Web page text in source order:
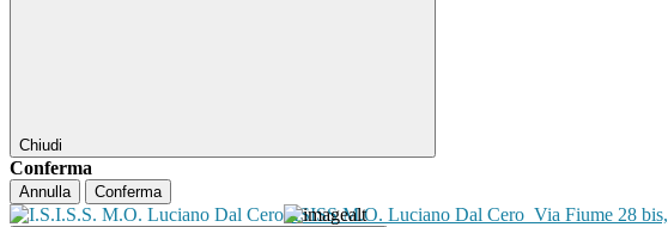
Chiudi
Conferma
Annulla Conferma
ISISS M.O. Luciano Dal Cero Via Fiume 28